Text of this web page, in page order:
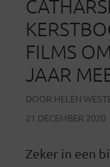
FILMS
JAAR
DOOR HELEN
21 DECEMBER 2020
Zeker in een